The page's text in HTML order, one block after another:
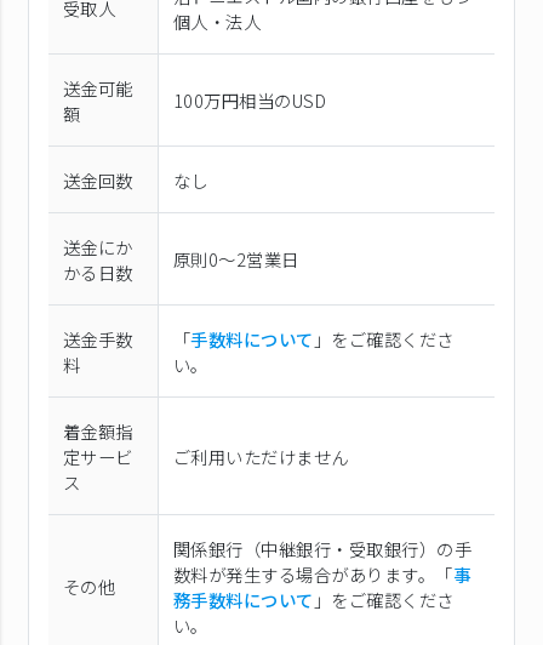
受取人
個人・法人
送金可能
額
100万円相当のUSD
送金回数 なし
送金にか
かる日数
原則0〜2営業日
送金手数
料
「手数料について 」をご確認くださ
い。
着金額指
定サービ
ス
ご利用いただけません
その他
関係銀行（中継銀行・受取銀行）の手
数料が発生する場合があります。「事
務手数料について 」をご確認くださ
い。